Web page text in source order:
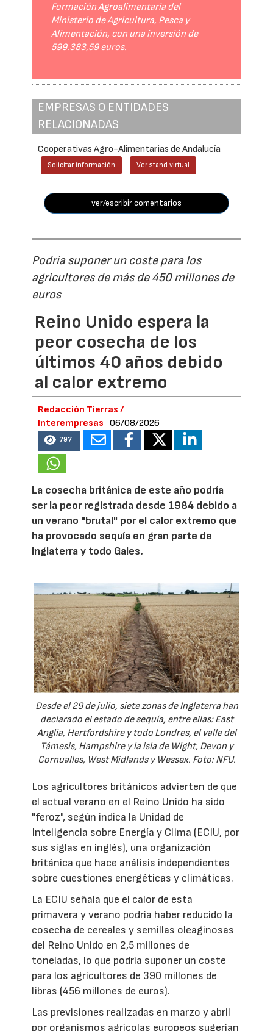
Formación Agroalimentaria del
Ministerio de Agricultura, Pesca y
Alimentación, con una inversión de
599.383,59 euros.
EMPRESAS O ENTIDADES
RELACIONADAS
Cooperativas Agro-Alimentarias de Andalucía
Solicitar información Ver stand virtual
ver/escribir comentarios
Podría suponer un coste para los
agricultores de más de 450 millones de
euros
Reino Unido espera la
peor cosecha de los
últimos 40 años debido
al calor extremo
Redacción Tierras /
Interempresas
06/08/2026
797
La cosecha británica de este año podría
ser la peor registrada desde 1984 debido a
un verano "brutal" por el calor extremo que
ha provocado sequía en gran parte de
Inglaterra y todo Gales.
Desde el 29 de julio, siete zonas de Inglaterra han
declarado el estado de sequía, entre ellas: East
Anglia, Hertfordshire y todo Londres, el valle del
Támesis, Hampshire y la isla de Wight, Devon y
Cornualles, West Midlands y Wessex. Foto: NFU.
Los agricultores británicos advierten de que
el actual verano en el Reino Unido ha sido
"feroz", según indica la Unidad de
Inteligencia sobre Energía y Clima (ECIU, por
sus siglas en inglés), una organización
británica que hace análisis independientes
sobre cuestiones energéticas y climáticas.
La ECIU señala que el calor de esta
primavera y verano podría haber reducido la
cosecha de cereales y semillas oleaginosas
del Reino Unido en 2,5 millones de
toneladas, lo que podría suponer un coste
para los agricultores de 390 millones de
libras (456 millones de euros).
Las previsiones realizadas en marzo y abril
por organismos agrícolas europeos sugerían